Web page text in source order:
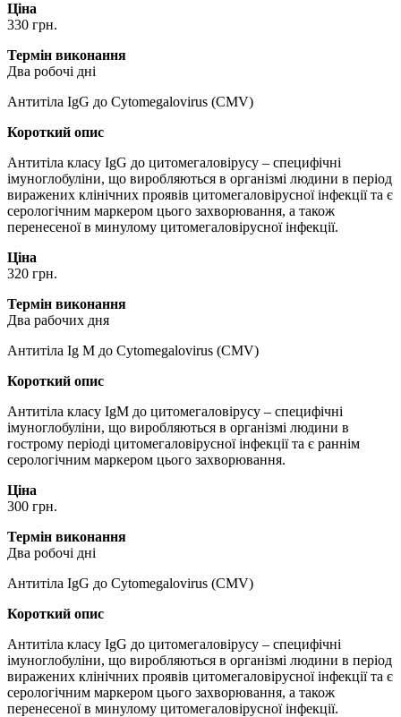
Ціна
330 грн.
Термін виконання
Два робочі дні
Антитіла IgG до Cytomegalovirus (CMV)
Короткий опис
Антитіла класу IgG до цитомегаловірусу – специфічні
імуноглобуліни, що виробляються в організмі людини в період
виражених клінічних проявів цитомегаловірусної інфекції та є
серологічним маркером цього захворювання, а також
перенесеної в минулому цитомегаловірусної інфекції.
Ціна
320 грн.
Термін виконання
Два рабочих дня
Антитіла Ig M до Cytomegalovirus (CMV)
Короткий опис
Антитіла класу IgM до цитомегаловірусу – специфічні
імуноглобуліни, що виробляються в організмі людини в
гострому періоді цитомегаловірусної інфекції та є раннім
серологічним маркером цього захворювання.
Ціна
300 грн.
Термін виконання
Два робочі дні
Антитіла IgG до Cytomegalovirus (CMV)
Короткий опис
Антитіла класу IgG до цитомегаловірусу – специфічні
імуноглобуліни, що виробляються в організмі людини в період
виражених клінічних проявів цитомегаловірусної інфекції та є
серологічним маркером цього захворювання, а також
перенесеної в минулому цитомегаловірусної інфекції.